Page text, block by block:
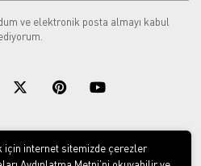
ve elektronik posta almayı kabul
on the
Store
Download on
Google play
için internet sitemizde çerezler